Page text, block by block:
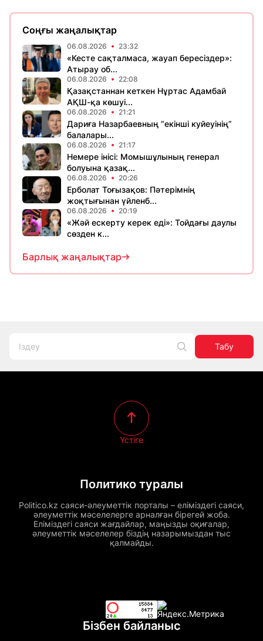
Соңғы жаңалықтар
06.08.2026 23:32
«Кесте сақталмаса, жауап бересіздер»:
Атырау об...
06.08.2026 22:08
Қазақстаннан кеткен Нұртас Адамбай
АҚШ-қа көшуі...
06.08.2026 21:21
Дариға Назарбаевның “екінші куйеуінің”
балалары...
06.08.2026 21:17
Немере інісі: Момышұлының генерал
болуына қазақ...
06.08.2026 20:26
Ерболат Тоғызақов: Пәтерімнің
жоқтығынан үйленб...
06.08.2026 20:19
«Жәй ескерту керек еді»: Тойдағы даулы
сөзден к...
Барлық жаңалықтар
Табу
Политико туралы
Politico.kz саяси-әлеуметтік порталы – еліміздегі саяси,
әлеуметтік мәселелерге арналған бірегей жоба.
Еліміздегі саяси жағдайлар, маңызды оқиғалар,
әлеуметтік мәселелер біздің назарымыздан тыс
қалмайды.
Үстіге
Бізбен байланыс